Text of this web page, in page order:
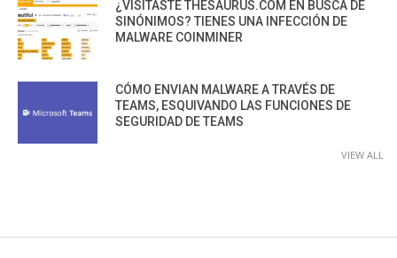
¿VISITASTE THESAURUS.COM EN BUSCA DE
SINÓNIMOS? TIENES UNA INFECCIÓN DE
MALWARE COINMINER
CÓMO ENVIAN MALWARE A TRAVÉS DE
TEAMS, ESQUIVANDO LAS FUNCIONES DE
SEGURIDAD DE TEAMS
VIEW ALL